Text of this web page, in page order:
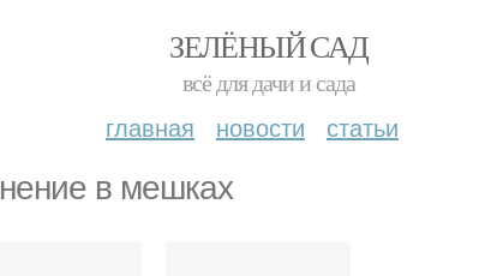
ЗЕЛЁНЫЙ САД
всё для дачи и сада
главная новости статьи
в мешках